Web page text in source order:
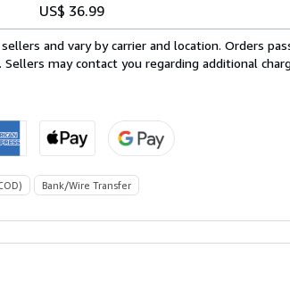
US$ 36.99
and vary by carrier and location. Orders
may contact you regarding additional
Bank/Wire Transfer